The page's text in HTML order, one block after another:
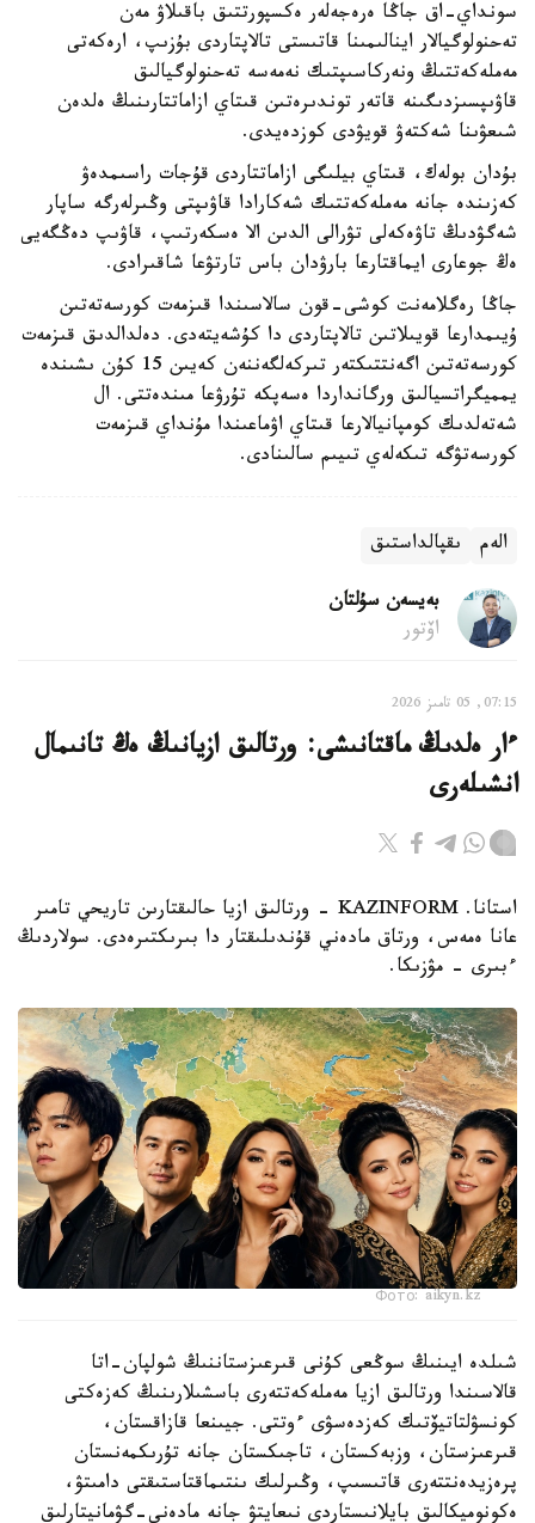
سونداي-اق جاڭا ەرەجەلەر ەكسپورتتىق باقىلاۋ مەن
تەحنولوگيالار اينالىمىنا قاتىستى تالاپتاردى بۇزىپ، ارەكەتى
مەملەكەتتىڭ ونەركاسىپتىك نەمەسە تەحنولوگيالىق
قاۋىپسىزدىگىنە قاتەر توندىرەتىن قىتاي ازاماتتارىنىڭ ەلدەن
شىعۋىنا شەكتەۋ قويۋدى كوزدەيدى.
بۇدان بولەك، قىتاي بيلىگى ازاماتتاردى قۇجات راسىمدەۋ
كەزىندە جانە مەملەكەتتىك شەكارادا قاۋىپتى وڭىرلەرگە ساپار
شەگۋدىڭ تاۋەكەلى تۋرالى الدىن الا ەسكەرتىپ، قاۋىپ دەڭگەيى
ەڭ جوعارى ايماقتارعا بارۋدان باس تارتۋعا شاقىرادى.
جاڭا رەگلامەنت كوشى-قون سالاسىندا قىزمەت كورسەتەتىن
ۇيىمدارعا قويىلاتىن تالاپتاردى دا كۇشەيتەدى. دەلدالدىق قىزمەت
كورسەتەتىن اگەنتتىكتەر تىركەلگەننەن كەيىن 15 كۇن ىشىندە
يمميگراتسيالىق ورگانداردا ەسەپكە تۇرۋعا مىندەتتى. ال
شەتەلدىك كومپانيالارعا قىتاي اۋماعىندا مۇنداي قىزمەت
كورسەتۋگە تىكەلەي تىيىم سالىنادى.
الەم ىقپالداستىق
بەيسەن سۇلتان
اۆتور
07:15, 05 تامىز 2026
ءار ەلدىڭ ماقتانىشى: ورتالىق ازيانىڭ ەڭ تانىمال
انشىلەرى
استانا. KAZINFORM - ورتالىق ازيا حالىقتارىن تاريحي تامىر
عانا ەمەس، ورتاق مادەني قۇندىلىقتار دا بىرىكتىرەدى. سولاردىڭ
ءبىرى – مۋزىكا.
Фото: aikyn.kz
شىلدە ايىنىڭ سوڭعى كۇنى قىرعىزستاننىڭ شولپان-اتا
قالاسىندا ورتالىق ازيا مەملەكەتتەرى باسشىلارىنىڭ كەزەكتى
كونسۋلتاتيۆتىك كەزدەسۋى ءوتتى. جيىنعا قازاقستان،
قىرعىزستان، وزبەكستان، تاجىكستان جانە تۇرىكمەنستان
پرەزيدەنتتەرى قاتىسىپ، وڭىرلىك ىنتىماقتاستىقتى دامىتۋ،
ەكونوميكالىق بايلانىستاردى نىعايتۋ جانە مادەني-گۋمانيتارلىق